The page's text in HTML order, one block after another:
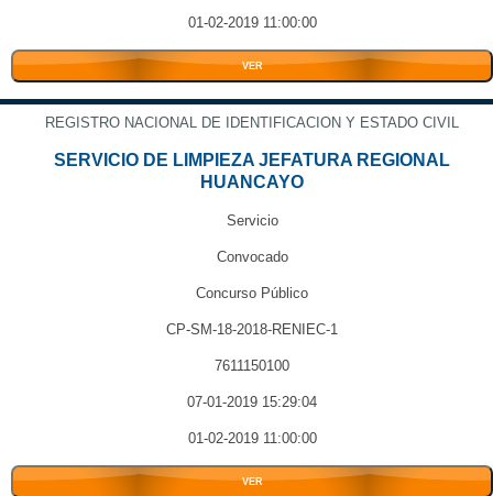
01-02-2019 11:00:00
VER
REGISTRO NACIONAL DE IDENTIFICACION Y ESTADO CIVIL
SERVICIO DE LIMPIEZA JEFATURA REGIONAL
HUANCAYO
Servicio
Convocado
Concurso Público
CP-SM-18-2018-RENIEC-1
7611150100
07-01-2019 15:29:04
01-02-2019 11:00:00
VER